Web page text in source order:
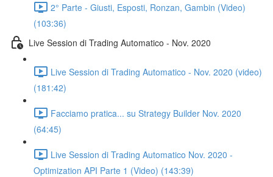
2° Parte - Giusti, Esposti, Ronzan, Gambin (Video)
(103:36)
Live Session di Trading Automatico - Nov. 2020
Live Session di Trading Automatico - Nov. 2020 (video)
(181:42)
Facciamo pratica... su Strategy Builder Nov. 2020
(64:45)
Live Session di Trading Automatico Nov. 2020 -
Optimization API Parte 1 (Video) (143:39)